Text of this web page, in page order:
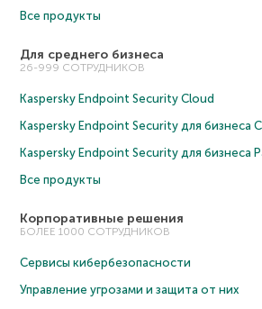
Все продукты
Для среднего бизнеса
26-999 СОТРУДНИКОВ
Kaspersky Endpoint Security Cloud
Kaspersky Endpoint Security для бизнеса
Kaspersky Endpoint Security для бизнеса
Все продукты
Корпоративные решения
БОЛЕЕ 1000 СОТРУДНИКОВ
Сервисы кибербезопасности
Управление угрозами и защита от них